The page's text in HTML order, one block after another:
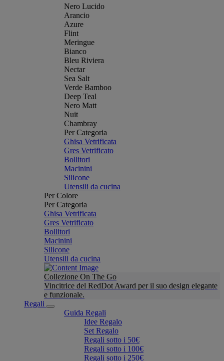
Nero Lucido
Arancio
Azure
Flint
Meringue
Bianco
Bleu Riviera
Nectar
Sea Salt
Verde Bamboo
Deep Teal
Nero Matt
Nuit
Chambray
Per Categoria
Ghisa Vetrificata
Gres Vetrificato
Bollitori
Macinini
Silicone
Utensili da cucina
Per Colore
Per Categoria
Ghisa Vetrificata
Gres Vetrificato
Bollitori
Macinini
Silicone
Utensili da cucina
Collezione On The Go
Vincitrice del RedDot Award per il suo design elegante
e funzionale.
Regali
Guida Regali
Idee Regalo
Set Regalo
Regali sotto i 50€
Regali sotto i 100€
Regali sotto i 250€